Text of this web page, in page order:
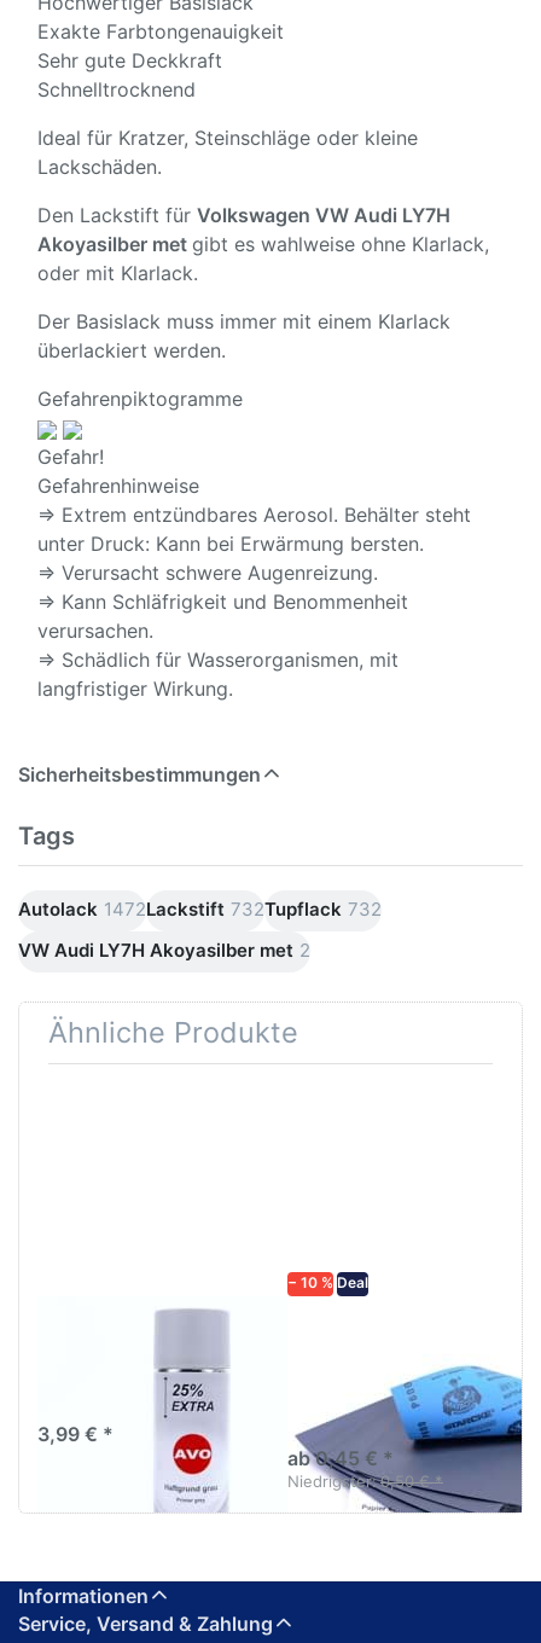
Exakte Farbtongenauigkeit
Sehr gute Deckkraft
Schnelltrocknend
Ideal für Kratzer, Steinschläge oder kleine
Lackschäden.
Den Lackstift für Volkswagen VW Audi LY7H
Akoyasilber met gibt es wahlweise ohne Klarlack,
oder mit Klarlack.
Der Basislack muss immer mit einem Klarlack
überlackiert werden.
Gefahrenpiktogramme
Gefahr!
Gefahrenhinweise
⇒ Extrem entzündbares Aerosol. Behälter steht
unter Druck: Kann bei Erwärmung bersten.
⇒ Verursacht schwere Augenreizung.
⇒ Kann Schläfrigkeit und Benommenheit
verursachen.
⇒ Schädlich für Wasserorganismen, mit
langfristiger Wirkung.
Sicherheitsbestimmungen
Tags
Autolack 1472Lackstift 732Tupflack 732
VW Audi LY7H Akoyasilber met 2
Ähnliche Produkte
3,99 € *
− 10 % Deal
diversen Körnungen
Nass-Schleifpapier zur nass
und trocken anwendung
ab 0,45 € *
Niedrigster:0,50 € *
Informationen
Service, Versand & Zahlung